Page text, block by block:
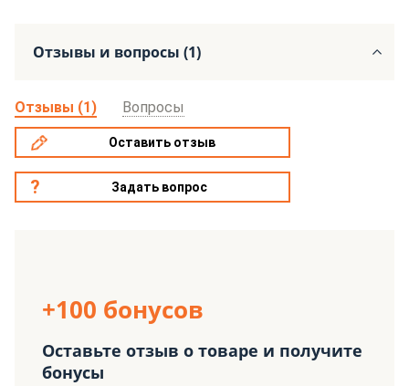
Отзывы и вопросы (1)
Отзывы (1) Вопросы
Оставить отзыв
Задать вопрос
+100 бонусов
Оставьте отзыв о товаре и получите
бонусы